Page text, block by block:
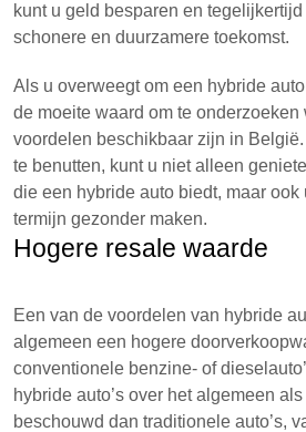
kunt u geld besparen en
schonere en duurzamere toekomst.
Als u overweegt om een ​​hybride
de moeite waard om te onderzoeken
voordelen beschikbaar zijn in
te benutten, kunt u niet alleen
die een hybride auto biedt, maar
termijn gezonder maken.
Hogere resale waarde
Een van de voordelen van hybride
algemeen een hogere
conventionele benzine- of
hybride auto’s over het algemeen
beschouwd dan traditionele auto’s,